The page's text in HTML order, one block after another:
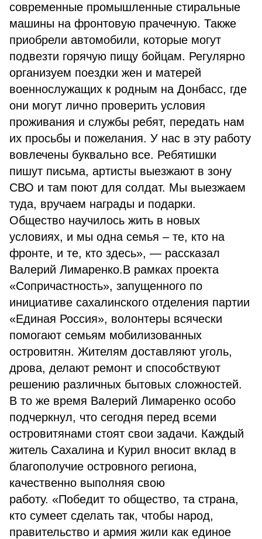
современные промышленные стиральные
машины на фронтовую прачечную. Также
приобрели автомобили, которые могут
подвезти горячую пищу бойцам. Регулярно
организуем поездки жен и матерей
военнослужащих к родным на Донбасс, где
они могут лично проверить условия
проживания и службы ребят, передать нам
их просьбы и пожелания. У нас в эту работу
вовлечены буквально все. Ребятишки
пишут письма, артисты выезжают в зону
СВО и там поют для солдат. Мы выезжаем
туда, вручаем награды и подарки.
Общество научилось жить в новых
условиях, и мы одна семья – те, кто на
фронте, и те, кто здесь», — рассказал
Валерий Лимаренко.В рамках проекта
«Сопричастность», запущенного по
инициативе сахалинского отделения партии
«Единая Россия», волонтеры всячески
помогают семьям мобилизованных
островитян. Жителям доставляют уголь,
дрова, делают ремонт и способствуют
решению различных бытовых сложностей.
В то же время Валерий Лимаренко особо
подчеркнул, что сегодня перед всеми
островитянами стоят свои задачи. Каждый
житель Сахалина и Курил вносит вклад в
благополучие островного региона,
качественно выполняя свою
работу. «Победит то общество, та страна,
кто сумеет сделать так, чтобы народ,
правительство и армия жили как единое